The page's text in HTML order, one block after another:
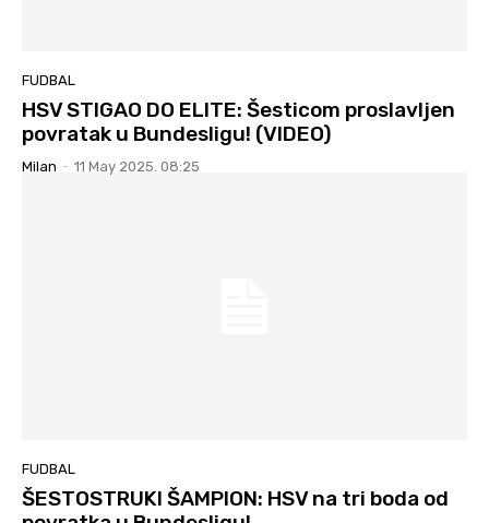
FUDBAL
HSV STIGAO DO ELITE: Šesticom proslavljen
povratak u Bundesligu! (VIDEO)
Milan - 11 May 2025. 08:25
FUDBAL
ŠESTOSTRUKI ŠAMPION: HSV na tri boda od